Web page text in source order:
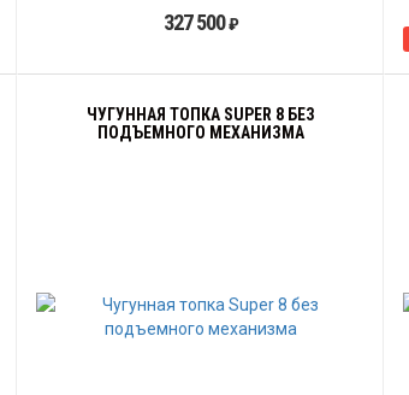
327 500₽
ЧУГУННАЯ ТОПКА SUPER 8 БЕЗ
ПОДЪЕМНОГО МЕХАНИЗМА